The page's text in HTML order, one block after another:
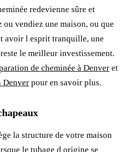
redevienne sûre et
vendiez une maison, ou que
avoir l esprit tranquille, une
le meilleur investissement.
de cheminée à Denver et
Denver pour en savoir plus.
la structure de votre maison
le tubage d origine se